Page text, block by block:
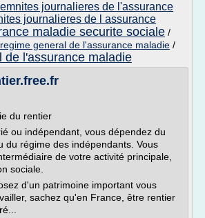
journalieres de l'assurance
journalieres de l assurance
maladie securite sociale /
general de l'assurance maladie /
de l'assurance maladie
du rentier
ou indépendant, vous dépendez du
du régime des indépendants. Vous
de votre activité principale,
sociale.
d'un patrimoine important vous
sachez qu'en France, être rentier